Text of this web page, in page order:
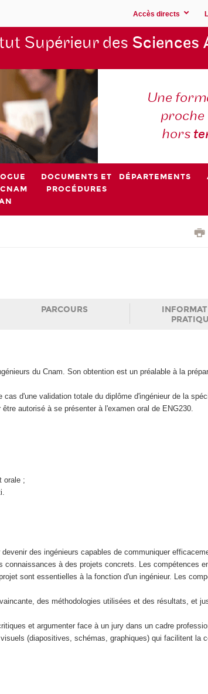
Accès directs
Supérieur des Sciences
Une
proche
hors
DOCUMENTS ET
PROCÉDURES
DÉPARTEMENTS
PARCOURS
du Cnam. Son obtention est un préalable à la
d'une validation totale du diplôme d'ingénieur de la
autorisé à se présenter à l'examen oral de ENG230.
orale ;
des ingénieurs capables de communiquer
à des projets concrets. Les compétences
sont essentielles à la fonction d'un ingénieur. Les
des méthodologies utilisées et des résultats, et
et argumenter face à un jury dans un cadre
(diapositives, schémas, graphiques) qui facilitent la